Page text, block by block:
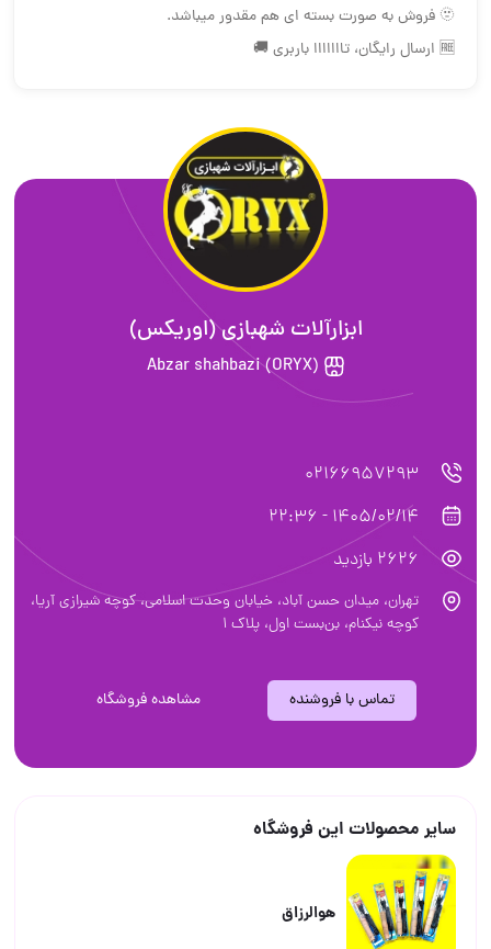
🫥 فروش به صورت بسته ای هم مقدور ميباشد.
🆓 ارسال رایگان، تااااااا باربری 🚚
ابزارآلات شهبازی (اوریکس)
Abzar shahbazi (ORYX)
02166957293
1405/02/14 - 22:36
2626 بازدید
تهران، ميدان حسن آباد، خيابان وحدت اسلامی، کوچه شیرازی آریا،
کوچه نیکنام، بن‌بست اول، پلاک ۱
تماس با فروشنده مشاهده فروشگاه
سایر محصولات این فروشگاه
هوالرزاق